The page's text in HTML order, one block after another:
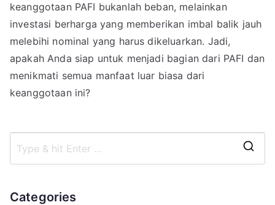
keanggotaan PAFI bukanlah beban, melainkan
investasi berharga yang memberikan imbal balik jauh
melebihi nominal yang harus dikeluarkan. Jadi,
apakah Anda siap untuk menjadi bagian dari PAFI dan
menikmati semua manfaat luar biasa dari
keanggotaan ini?
Categories